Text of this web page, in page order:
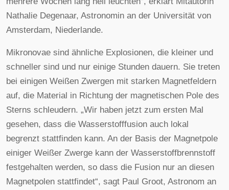
Nathalie Degenaar, Astronomin an der Universität von
Amsterdam, Niederlande.
Mikronovae sind ähnliche Explosionen, die kleiner und
schneller sind und nur einige Stunden dauern. Sie treten
bei einigen Weißen Zwergen mit starken Magnetfeldern
auf, die Material in Richtung der magnetischen Pole des
Sterns schleudern. „Wir haben jetzt zum ersten Mal
gesehen, dass die Wasserstofffusion auch lokal
begrenzt stattfinden kann. An der Basis der Magnetpole
einiger Weißer Zwerge kann der Wasserstoffbrennstoff
festgehalten werden, so dass die Fusion nur an diesen
Magnetpolen stattfindet“, sagt Paul Groot, Astronom an